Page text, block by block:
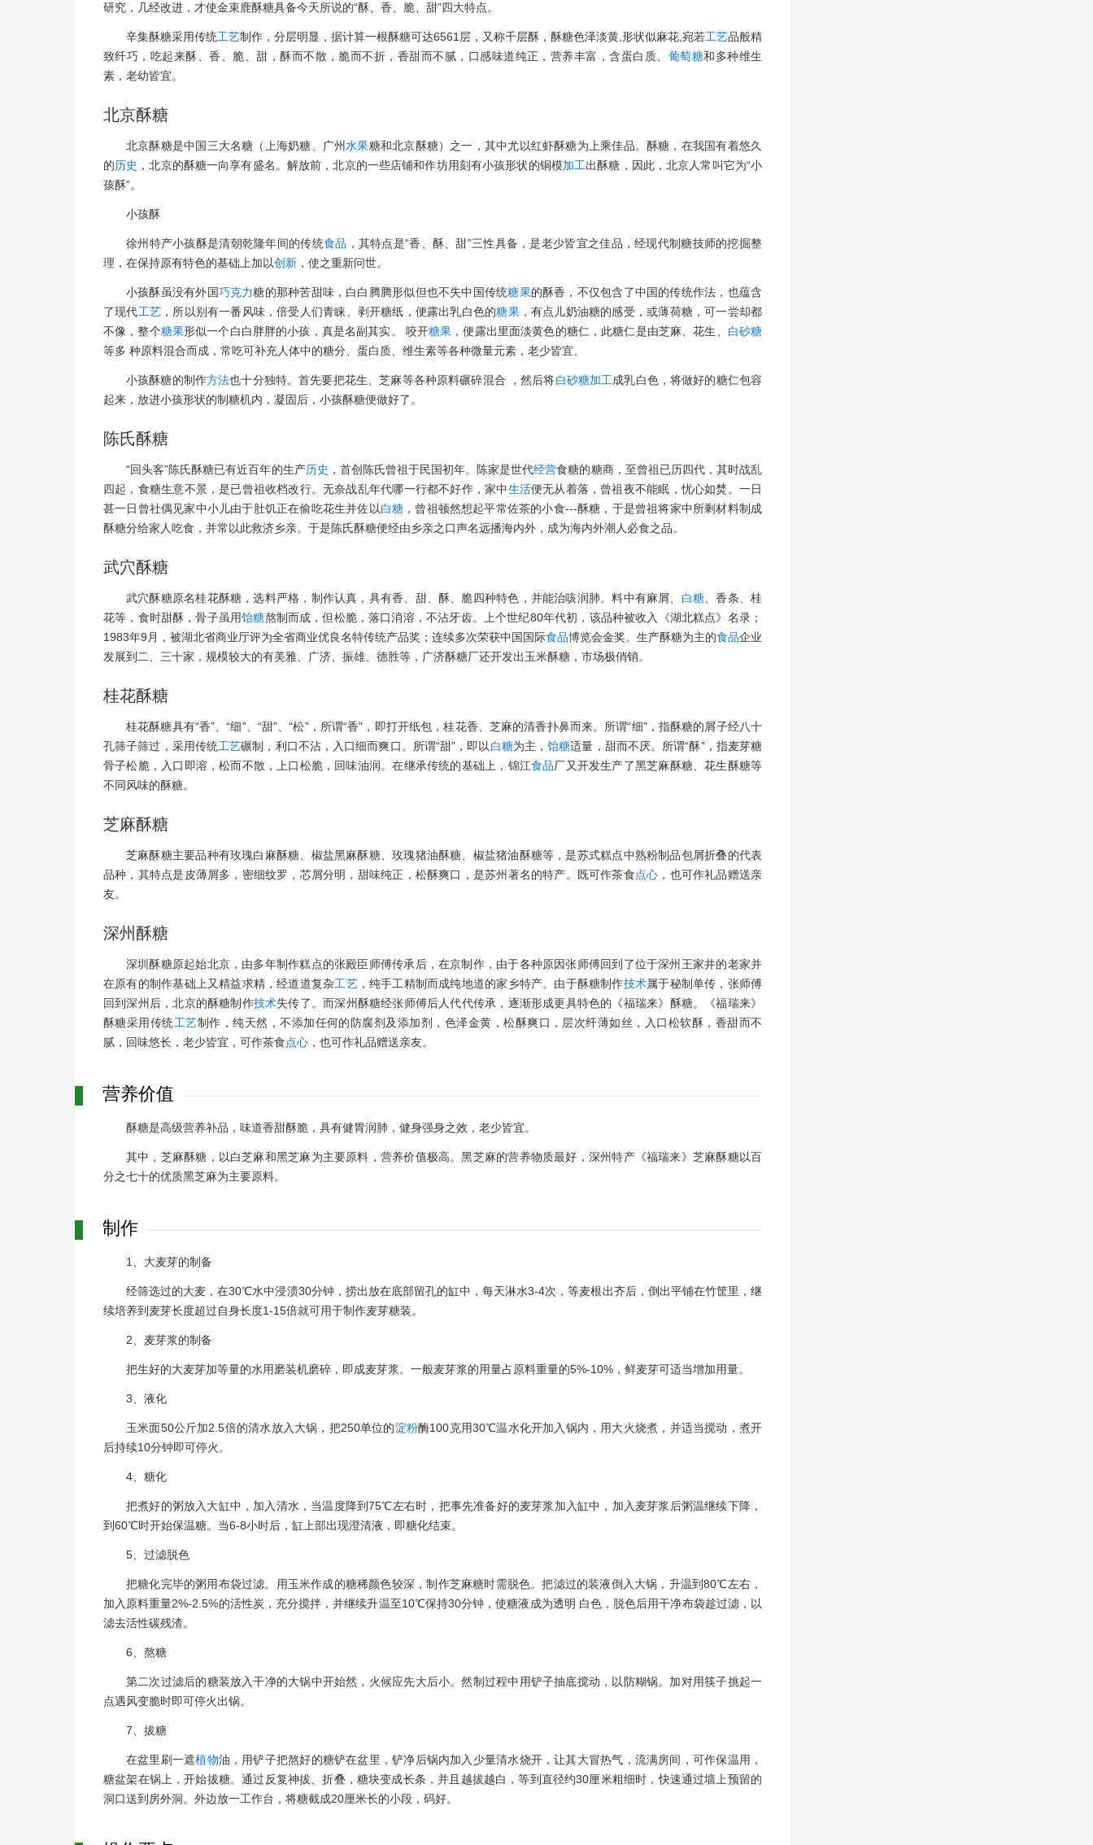
研究，几经改进，才使金束鹿酥糖具备今天所说的“酥、香、脆、甜”四大特点。
辛集酥糖采用传统工艺制作，分层明显，据计算一根酥糖可达6561层，又称千层酥，酥糖色泽淡黄,形状似麻花,宛若工艺品般精
致纤巧，吃起来酥、香、脆、甜，酥而不散，脆而不折，香甜而不腻，口感味道纯正，营养丰富，含蛋白质、 葡萄糖和多种维生
素，老幼皆宜。
北京酥糖
北京酥糖是中国三大名糖（上海奶糖、广州水果糖和北京酥糖）之一，其中尤以红虾酥糖为上乘佳品。酥糖，在我国有着悠久
的历史 ，北京的酥糖一向享有盛名。解放前，北京的一些店铺和作坊用刻有小孩形状的铜模加工出酥糖，因此，北京人常叫它为“小
孩酥”。
小孩酥
徐州特产小孩酥是清朝乾隆年间的传统食品 ，其特点是“香、酥、甜”三性具备，是老少皆宜之佳品，经现代制糖技师的挖掘整
理，在保持原有特色的基础上加以创新 ，使之重新问世。
小孩酥虽没有外国巧克力糖的那种苦甜味，白白腾腾形似但也不失中国传统糖果的酥香，不仅包含了中国的传统作法，也蕴含
了现代工艺 ，所以别有一番风味，倍受人们青睐。剥开糖纸，便露出乳白色的糖果，有点儿奶油糖的感受，或薄荷糖，可一尝却都
不像，整个糖果形似一个白白胖胖的小孩，真是名副其实。 咬开糖果 ，便露出里面淡黄色的糖仁，此糖仁是由芝麻、花生、 白砂糖
等多 种原料混合而成，常吃可补充人体中的糖分、蛋白质、维生素等各种微量元素，老少皆宜。
小孩酥糖的制作方法也十分独特。首先要把花生、芝麻等各种原料碾碎混合 ，然后将白砂糖加工成乳白色，将做好的糖仁包容
起来，放进小孩形状的制糖机内，凝固后，小孩酥糖便做好了。
陈氏酥糖
“回头客”陈氏酥糖已有近百年的生产历史 ，首创陈氏曾祖于民国初年。陈家是世代经营食糖的糖商，至曾祖已历四代，其时战乱
四起，食糖生意不景，是已曾祖收档改行。无奈战乱年代哪一行都不好作，家中生活便无从着落，曾祖夜不能眠，忧心如焚。一日
甚一日曾社偶见家中小儿由于肚饥正在偷吃花生并佐以白糖 ，曾祖顿然想起平常佐茶的小食---酥糖，于是曾祖将家中所剩材料制成
酥糖分给家人吃食，并常以此救济乡亲。于是陈氏酥糖便经由乡亲之口声名远播海内外，成为海内外潮人必食之品。
武穴酥糖
武穴酥糖原名桂花酥糖，选料严格，制作认真，具有香、甜、酥、脆四种特色，并能治咳润肺。料中有麻屑、 白糖 、香条、桂
花等，食时甜酥，骨子虽用饴糖熬制而成，但松脆，落口消溶，不沾牙齿。上个世纪80年代初，该品种被收入《湖北糕点》名录；
1983年9月，被湖北省商业厅评为全省商业优良名特传统产品奖；连续多次荣获中国国际食品博览会金奖。生产酥糖为主的食品企业
发展到二、三十家，规模较大的有美雅、广济、振雄、德胜等，广济酥糖厂还开发出玉米酥糖，市场极俏销。
桂花酥糖
桂花酥糖具有“香”、“细”、“甜”、“松”，所谓“香”，即打开纸包，桂花香、芝麻的清香扑鼻而来。所谓“细”，指酥糖的屑子经八十
孔筛子筛过，采用传统工艺碾制，利口不沾，入口细而爽口。所谓“甜”，即以 白糖为主，饴糖适量，甜而不厌。所谓“酥”，指麦芽糖
骨子松脆，入口即溶，松而不散，上口松脆，回味油润。在继承传统的基础上，锦江食品厂又开发生产了黑芝麻酥糖、花生酥糖等
不同风味的酥糖。
芝麻酥糖
芝麻酥糖主要品种有玫瑰白麻酥糖、椒盐黑麻酥糖、玫瑰猪油酥糖、椒盐猪油酥糖等，是苏式糕点中熟粉制品包屑折叠的代表
品种，其特点是皮薄屑多，密细纹罗，芯屑分明，甜味纯正，松酥爽口，是苏州著名的特产。既可作茶食点心 ，也可作礼品赠送亲
友。
深州酥糖
深圳酥糖原起始北京，由多年制作糕点的张殿臣师傅传承后，在京制作，由于各种原因张师傅回到了位于深州王家井的老家并
在原有的制作基础上又精益求精，经道道复杂工艺，纯手工精制而成纯地道的家乡特产。由于酥糖制作技术属于秘制单传，张师傅
回到深州后，北京的酥糖制作技术失传了。而深州酥糖经张师傅后人代代传承，逐渐形成更具特色的《福瑞来》酥糖。《福瑞来》
酥糖采用传统工艺制作，纯天然，不添加任何的防腐剂及添加剂，色泽金黄，松酥爽口，层次纤薄如丝，入口松软酥，香甜而不
腻，回味悠长，老少皆宜，可作茶食点心 ，也可作礼品赠送亲友。
营养价值
酥糖是高级营养补品，味道香甜酥脆，具有健胃润肺，健身强身之效，老少皆宜。
其中，芝麻酥糖，以白芝麻和黑芝麻为主要原料，营养价值极高。黑芝麻的营养物质最好，深州特产《福瑞来》芝麻酥糖以百
分之七十的优质黑芝麻为主要原料。
制作
1、大麦芽的制备
经筛选过的大麦，在30℃水中浸渍30分钟，捞出放在底部留孔的缸中，每天淋水3-4次，等麦根出齐后，倒出平铺在竹筐里，继
续培养到麦芽长度超过自身长度1-15倍就可用于制作麦芽糖装。
2、麦芽浆的制备
把生好的大麦芽加等量的水用磨装机磨碎，即成麦芽浆。一般麦芽浆的用量占原料重量的5%-10%，鲜麦芽可适当增加用量。
3、液化
玉米面50公斤加2.5倍的清水放入大锅，把250单位的淀粉酶100克用30℃温水化开加入锅内，用大火烧煮，并适当搅动，煮开
后持续10分钟即可停火。
4、糖化
把煮好的粥放入大缸中，加入清水，当温度降到75℃左右时，把事先准备好的麦芽浆加入缸中，加入麦芽浆后粥温继续下降，
到60℃时开始保温糖。当6-8小时后，缸上部出现澄清液，即糖化结束。
5、过滤脱色
把糖化完毕的粥用布袋过滤。用玉米作成的糖稀颜色较深，制作芝麻糖时需脱色。把滤过的装液倒入大锅，升温到80℃左右，
加入原料重量2%-2.5%的活性炭，充分搅拌，并继续升温至10℃保持30分钟，使糖液成为透明 白色，脱色后用干净布袋趁过滤，以
滤去活性碳残渣。
6、熬糖
第二次过滤后的糖装放入干净的大锅中开始然，火候应先大后小。然制过程中用铲子抽底搅动，以防糊锅。加对用筷子挑起一
点遇风变脆时即可停火出锅。
7、拔糖
在盆里刷一遮植物油，用铲子把熬好的糖铲在盆里，铲净后锅内加入少量清水烧开，让其大冒热气，流满房间，可作保温用，
糖盆架在锅上，开始拔糖。通过反复神拔、折叠，糖块变成长条，并且越拔越白，等到直径约30厘米粗细时，快速通过墙上预留的
洞口送到房外洞。外边放一工作台，将糖截成20厘米长的小段，码好。